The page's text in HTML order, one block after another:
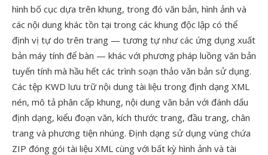
hình bố cục dựa trên khung, trong đó văn bản, hình ảnh và
các nội dung khác tồn tại trong các khung độc lập có thể
định vị tự do trên trang — tương tự như các ứng dụng xuất
bản máy tính để bàn — khác với phương pháp luồng văn bản
tuyến tính mà hầu hết các trình soạn thảo văn bản sử dụng.
Các tệp KWD lưu trữ nội dung tài liệu trong định dạng XML
nén, mô tả phân cấp khung, nội dung văn bản với đánh dấu
định dạng, kiểu đoạn văn, kích thước trang, đầu trang, chân
trang và phương tiện nhúng. Định dạng sử dụng vùng chứa
ZIP đóng gói tài liệu XML cùng với bất kỳ hình ảnh và tài